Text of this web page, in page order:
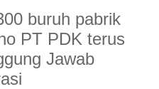
buruh pabrik
PT PDK terus
Jawab